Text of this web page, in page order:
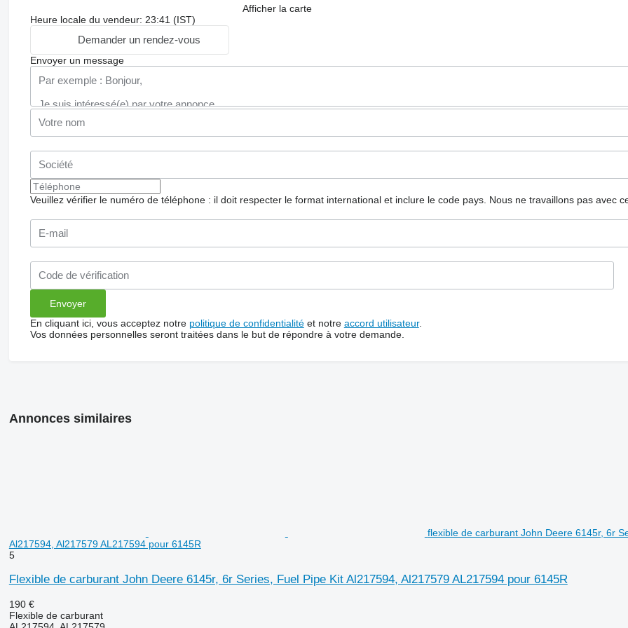
Afficher la carte
Heure locale du vendeur: 23:41 (IST)
Demander un rendez-vous
Envoyer un message
Veuillez vérifier le numéro de téléphone : il doit respecter le format international et inclure le code pays. Nous ne travaillons pas avec
En cliquant ici, vous acceptez notre politique de confidentialitéet notre accord utilisateur.
Vos données personnelles seront traitées dans le but de répondre à votre demande.
Annonces similaires
flexible de carburant John Deere 6145r, 6r
Al217594, Al217579 AL217594 pour 6145R
5
Flexible de carburant John Deere 6145r, 6r Series, Fuel Pipe Kit Al217594, Al217579 AL217594 pour 6145R
190 €
Flexible de carburant